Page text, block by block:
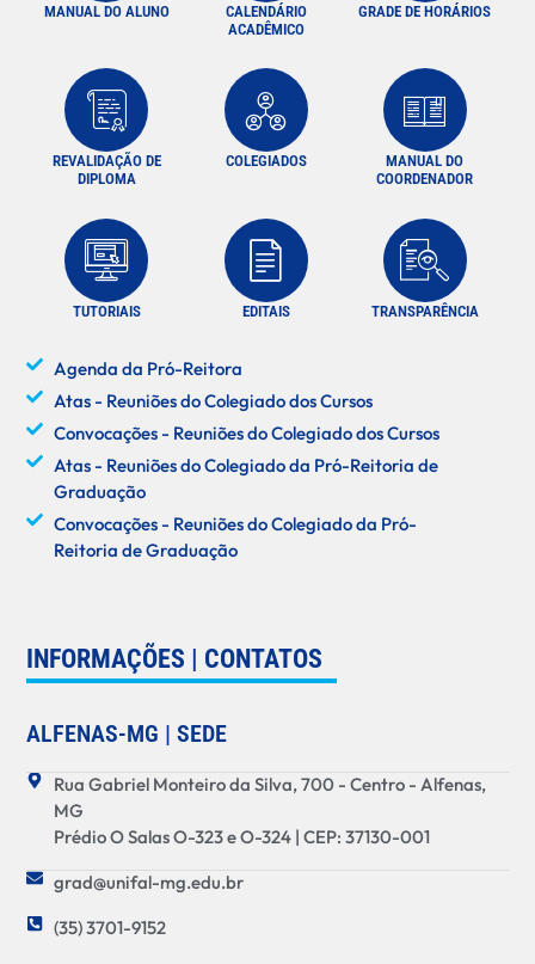
MANUAL DO ALUNO
CALENDÁRIO
ACADÊMICO
GRADE DE HORÁRIOS
REVALIDAÇÃO DE
DIPLOMA
COLEGIADOS
MANUAL DO
COORDENADOR
TUTORIAIS EDITAIS TRANSPARÊNCIA
Agenda da Pró-Reitora
Atas - Reuniões do Colegiado dos Cursos
Convocações - Reuniões do Colegiado dos Cursos
Atas - Reuniões do Colegiado da Pró-Reitoria de
Graduação
Convocações - Reuniões do Colegiado da Pró-
Reitoria de Graduação
INFORMAÇÕES | CONTATOS
ALFENAS-MG | SEDE
Rua Gabriel Monteiro da Silva, 700 - Centro - Alfenas,
MG
Prédio O Salas O-323 e O-324 | CEP: 37130-001
grad@unifal-mg.edu.br
(35) 3701-9152